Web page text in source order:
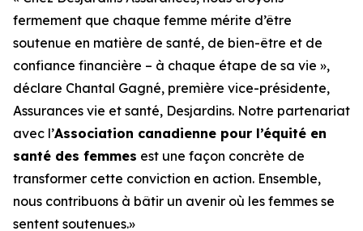
fermement que chaque femme mérite d’être
soutenue en matière de santé, de bien-être et de
confiance financière – à chaque étape de sa vie »,
déclare Chantal Gagné, première vice-présidente,
Assurances vie et santé, Desjardins. Notre partenariat
avec l’Association canadienne pour l’équité en
santé des femmes est une façon concrète de
transformer cette conviction en action. Ensemble,
nous contribuons à bâtir un avenir où les femmes se
sentent soutenues.»